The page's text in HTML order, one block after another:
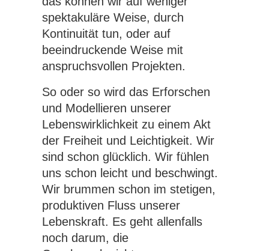
spektakuläre Weise, durch
Kontinuität tun, oder auf
beeindruckende Weise mit
anspruchsvollen Projekten.
So oder so wird das Erforschen
und Modellieren unserer
Lebenswirklichkeit zu einem Akt
der Freiheit und Leichtigkeit. Wir
sind schon glücklich. Wir fühlen
uns schon leicht und beschwingt.
Wir brummen schon im stetigen,
produktiven Fluss unserer
Lebenskraft. Es geht allenfalls
noch darum, die